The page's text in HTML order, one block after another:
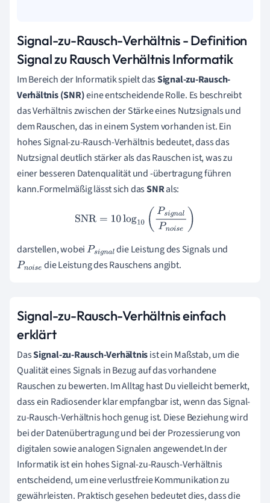
Signal-zu-Rausch-Verhältnis - Definition
Signal zu Rausch Verhältnis Informatik
Im Bereich der Informatik spielt dasSignal-zu-Rausch-
Verhältnis (SNR)eine entscheidende Rolle. Es beschreibt
das Verhältnis zwischen der Stärke eines Nutzsignals und
dem Rauschen, das in einem System vorhanden ist. Ein
hohes Signal-zu-Rausch-Verhältnis bedeutet, dass das
Nutzsignal deutlich stärker als das Rauschen ist, was zu
einer besseren Datenqualität und -übertragung führen
kann.Formelmäßig lässt sich dasSNRals:
SNR= 10 log10(P gn alPnoise )
darstellen, wobeiPsigna
l
die Leistung des Signals und
Pnois die Leistung des Rauschens angibt.
Signal-zu-Rausch-Verhältnis einfach
erklärt
DasSignal-zu-Rausch-Verhältnisist ein Maßstab, um die
Qualität eines Signals in Bezug auf das vorhandene
Rauschen zu bewerten. Im Alltag hast Du vielleicht bemerkt,
dass ein Radiosender klar empfangbar ist, wenn das Signal-
zu-Rausch-Verhältnis hoch genug ist. Diese Beziehung wird
bei der Datenübertragung und bei der Prozessierung von
digitalen sowie analogen Signalen angewendet.In der
Informatik ist ein hohes Signal-zu-Rausch-Verhältnis
entscheidend, um eine verlustfreie Kommunikation zu
gewährleisten. Praktisch gesehen bedeutet dies, dass die